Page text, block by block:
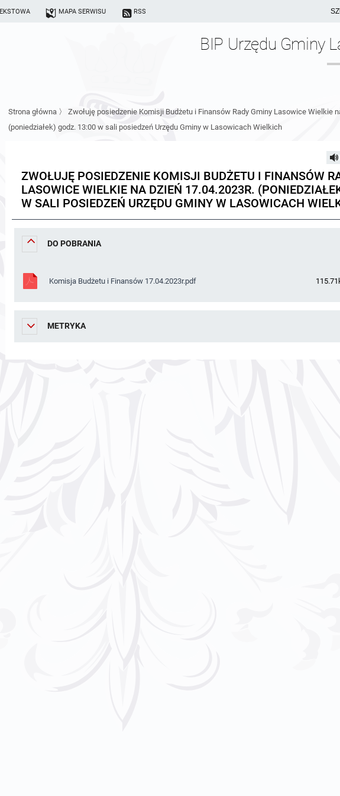
MAPA SERWISU RSS
BIP Urzędu Gminy
Strona główna 〉 Zwołuję posiedzenie Komisji Budżetu i Finansów Rady Gminy Lasowice Wielkie
(poniedziałek) godz. 13:00 w sali posiedzeń Urzędu Gminy w Lasowicach Wielkich
ZWOŁUJĘ POSIEDZENIE KOMISJI BUDŻETU I FINANSÓW
LASOWICE WIELKIE NA DZIEŃ 17.04.2023R.
W SALI POSIEDZEŃ URZĘDU GMINY W LASOWICACH
DO POBRANIA
Komisja Budżetu i Finansów 17.04.2023r.pdf
METRYKA